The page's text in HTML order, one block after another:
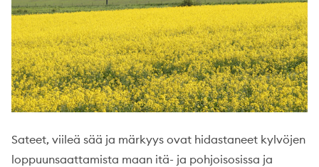
Sateet, viileä sää ja märkyys ovat hidastaneet kylvöjen
loppuunsaattamista maan itä- ja pohjoisosissa ja